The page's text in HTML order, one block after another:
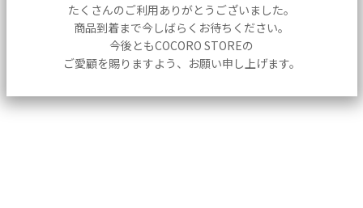
たくさんのご利用ありがとうございました。
商品到着まで今しばらくお待ちください。
今後ともCOCORO STOREの
ご愛顧を賜りますよう、お願い申し上げます。